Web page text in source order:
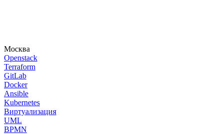
Москва
Openstack
Terraform
GitLab
Docker
Ansible
Kubernetes
Виртуализация
UML
BPMN